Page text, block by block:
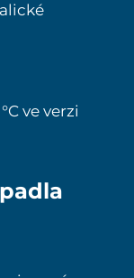
ve verzi